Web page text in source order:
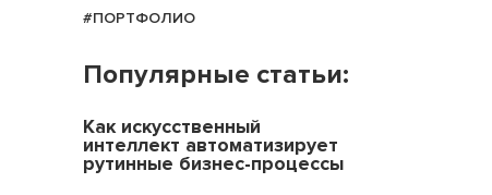
#ПОРТФОЛИО
Популярные статьи:
Как искусственный
интеллект автоматизирует
рутинные бизнес-процессы